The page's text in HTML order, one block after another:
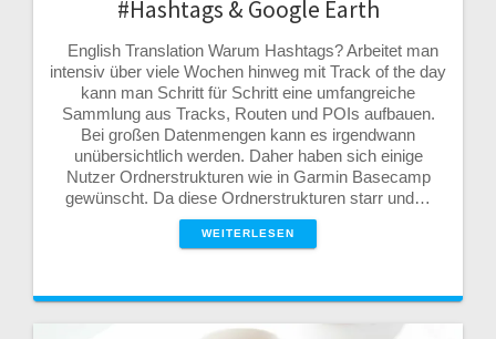
#Hashtags & Google Earth
English Translation Warum Hashtags? Arbeitet man
intensiv über viele Wochen hinweg mit Track of the day
kann man Schritt für Schritt eine umfangreiche
Sammlung aus Tracks, Routen und POIs aufbauen.
Bei großen Datenmengen kann es irgendwann
unübersichtlich werden. Daher haben sich einige
Nutzer Ordnerstrukturen wie in Garmin Basecamp
gewünscht. Da diese Ordnerstrukturen starr und…
WEITERLESEN